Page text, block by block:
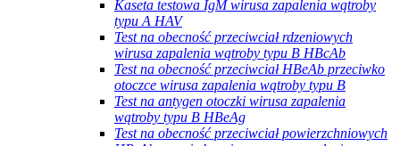
Kaseta testowa IgM wirusa zapalenia wątroby
typu A HAV
Test na obecność przeciwciał rdzeniowych
wirusa zapalenia wątroby typu B HBcAb
Test na obecność przeciwciał HBeAb przeciwko
otoczce wirusa zapalenia wątroby typu B
Test na antygen otoczki wirusa zapalenia
wątroby typu B HBeAg
Test na obecność przeciwciał powierzchniowych